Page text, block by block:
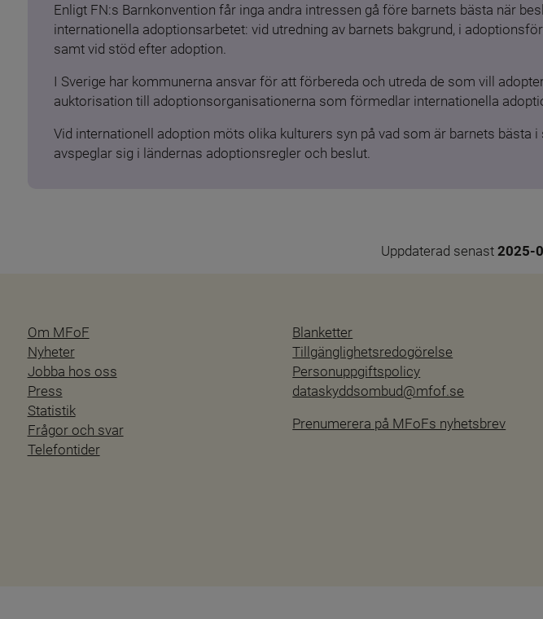
Enligt FN:s Barnkonvention får inga andra intressen gå före barnets bästa när
internationella adoptionsarbetet: vid utredning av barnets bakgrund, i
samt vid stöd efter adoption.
I Sverige har kommunerna ansvar för att förbereda och utreda de som vill
auktorisation till adoptionsorganisationerna som förmedlar internationella
Vid internationell adoption möts olika kulturers syn på vad som är barnets
avspeglar sig i ländernas adoptionsregler och beslut.
Uppdaterad senast 2025-
Om MFoF
Nyheter
Jobba hos oss
Press
Statistik
Frågor och svar
Telefontider
Blanketter
Tillgänglighetsredogörelse
Personuppgiftspolicy
dataskyddsombud@mfof.se
Prenumerera på MFoFs nyhetsbrev